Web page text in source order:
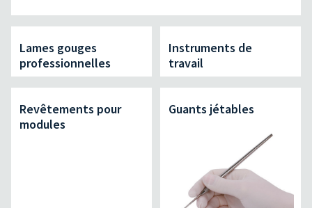
Lames gouges
professionnelles
Instruments de
travail
Revêtements pour
modules
Guants jétables